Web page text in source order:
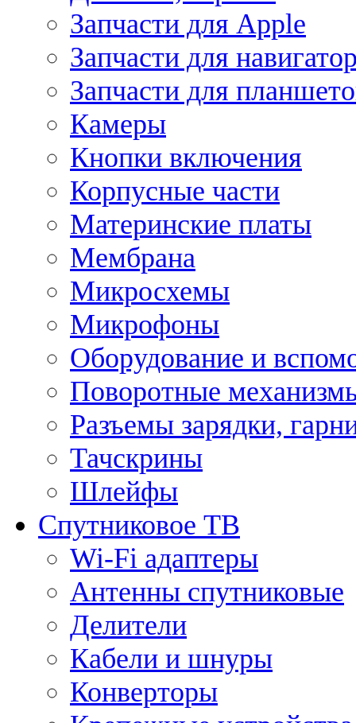
Запчасти для Apple
Запчасти для
Запчасти для
Камеры
Кнопки включения
Корпусные части
Материнские платы
Мембрана
Микросхемы
Микрофоны
Оборудование и
Поворотные
Разъемы зарядки,
Тачскрины
Шлейфы
Спутниковое ТВ
Wi-Fi адаптеры
Антенны спутниковые
Делители
Кабели и шнуры
Конверторы